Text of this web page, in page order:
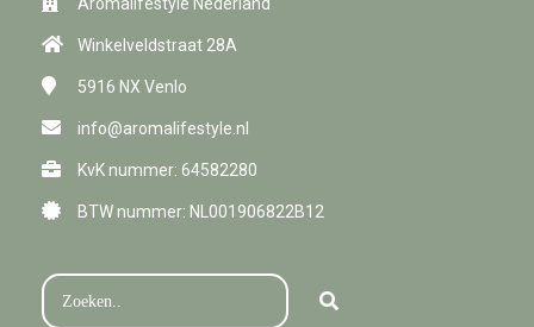
Winkelveldstraat 28A
5916 NX Venlo
info@aromalifestyle.nl
KvK nummer: 64582280
BTW nummer: NL001906822B12